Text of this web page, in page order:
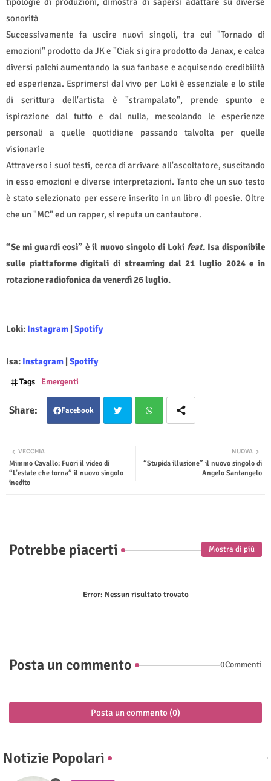
sonorità
Successivamente fa uscire nuovi singoli, tra cui "Tornado di
emozioni" prodotto da JK e "Ciak si gira prodotto da Janax, e calca
diversi palchi aumentando la sua fanbase e acquisendo credibilità
ed esperienza. Esprimersi dal vivo per Loki è essenziale e lo stile
di scrittura dell'artista è "strampalato", prende spunto e
ispirazione dal tutto e dal nulla, mescolando le esperienze
personali a quelle quotidiane passando talvolta per quelle
visionarie
Attraverso i suoi testi, cerca di arrivare all'ascoltatore, suscitando
in esso emozioni e diverse interpretazioni. Tanto che un suo testo
è stato selezionato per essere inserito in un libro di poesie. Oltre
che un "MC" ed un rapper, si reputa un cantautore.
“Se mi guardi così” è il nuovo singolo di Loki feat.Isa disponibile
sulle piattaforme digitali di streaming dal 21 luglio 2024 e in
rotazione radiofonica da venerdì 26 luglio.
Loki: Instagram | Spotify
Isa: Instagram | Spotify
Tags Emergenti
Facebook
tsap
NUOVA
“Stupida illusione” il nuovo singolo di
Angelo Santangelo
VECCHIA
Mimmo Cavallo: Fuori il video di
“L’estate che torna” il nuovo singolo
inedito
Potrebbe piacerti Mostra di più
Error: Nessun risultato trovato
Posta un commento 0Commenti
Posta un commento (0)
Notizie Popolari